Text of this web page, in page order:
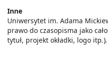
Inne
Uniwersytet im. Adama
prawo do czasopisma jako
tytuł, projekt okładki, logo itp.).